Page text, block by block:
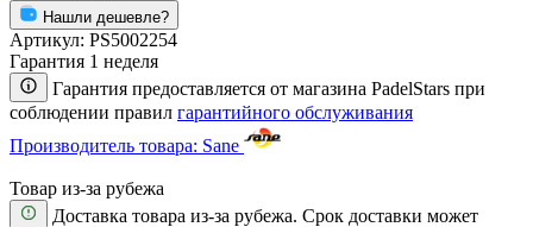
Нашли дешевле?
Артикул: PS5002254
Гарантия 1 неделя
Гарантия предоставляется от магазина PadelStars при
соблюдении правил гарантийного обслуживания
Производитель товара: Sane
Товар из-за рубежа
Доставка товара из-за рубежа. Срок доставки может